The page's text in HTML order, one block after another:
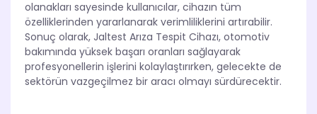
olanakları sayesinde kullanıcılar, cihazın tüm
özelliklerinden yararlanarak verimliliklerini artırabilir.
Sonuç olarak, Jaltest Arıza Tespit Cihazı, otomotiv
bakımında yüksek başarı oranları sağlayarak
profesyonellerin işlerini kolaylaştırırken, gelecekte de
sektörün vazgeçilmez bir aracı olmayı sürdürecektir.